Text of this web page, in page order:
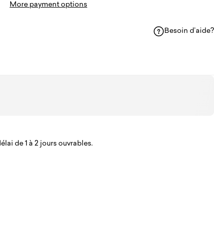
More payment options
courriel
Besoin d’aide?
de 1 à 2 jours ouvrables.